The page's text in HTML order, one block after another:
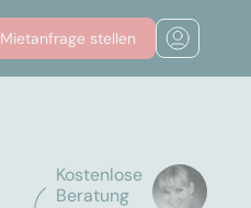
Mietanfrage stellen
Kostenlose
Beratung